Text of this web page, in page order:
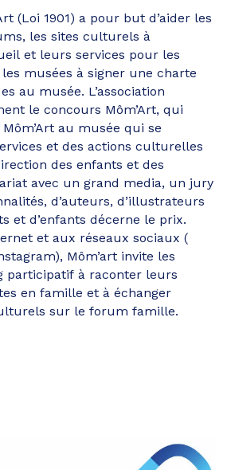
(Loi 1901) a pour but d’aider les
les sites culturels à
et leurs services pour les
musées à signer une charte
au musée. L’association
le concours Môm’Art, qui
au musée qui se
et des actions culturelles
des enfants et des
avec un grand media, un jury
d’auteurs, d’illustrateurs
et d’enfants décerne le prix.
et aux réseaux sociaux (
Môm’art invite les
participatif à raconter leurs
en famille et à échanger
sur le forum famille.